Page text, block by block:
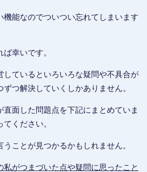
機能なのでついつい忘れてしまいます
幸いです。
しているといろいろな疑問や不具合が
つ解決していくしかありません。
直面した問題点を下記にまとめていま
ください。
うことが見つかるかもしれません。
私がつまづいた点や疑問に思ったこと